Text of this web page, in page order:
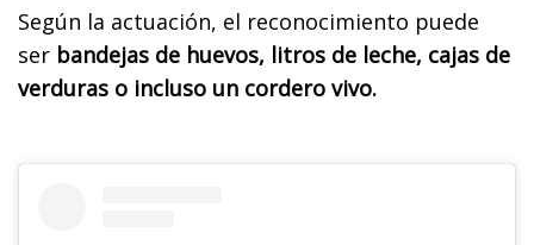
Según la actuación, el reconocimiento puede
ser bandejas de huevos, litros de leche, cajas de
verduras o incluso un cordero vivo.